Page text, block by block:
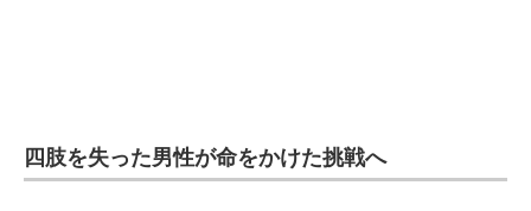
四肢を失った男性が命をかけた挑戦へ